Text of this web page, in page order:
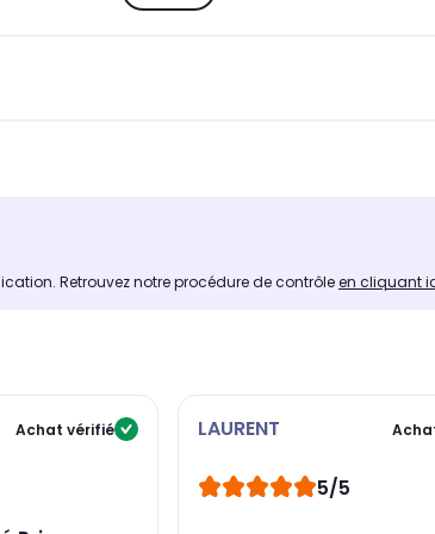
Retrouvez notre procédure de contrôleen cliquant
Achat vérifié LAURENT
5/5